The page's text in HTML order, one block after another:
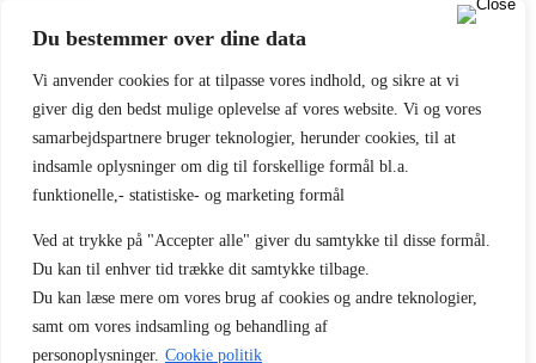
Du bestemmer over dine data
Vi anvender cookies for at tilpasse vores indhold, og sikre at vi
giver dig den bedst mulige oplevelse af vores website. Vi og vores
samarbejdspartnere bruger teknologier, herunder cookies, til at
indsamle oplysninger om dig til forskellige formål bl.a.
funktionelle,- statistiske- og marketing formål
Ved at trykke på "Accepter alle" giver du samtykke til disse formål.
Du kan til enhver tid trække dit samtykke tilbage.
Du kan læse mere om vores brug af cookies og andre teknologier,
samt om vores indsamling og behandling af
personoplysninger. Cookie politik